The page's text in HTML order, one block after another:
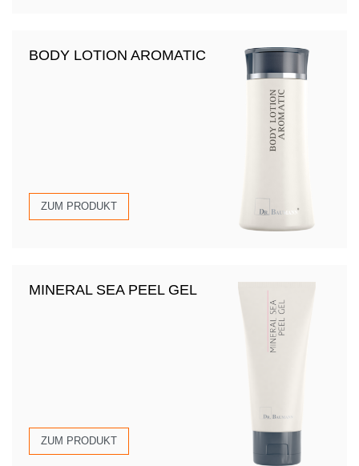
BODY LOTION AROMATIC
ZUM PRODUKT
MINERAL SEA PEEL GEL
ZUM PRODUKT